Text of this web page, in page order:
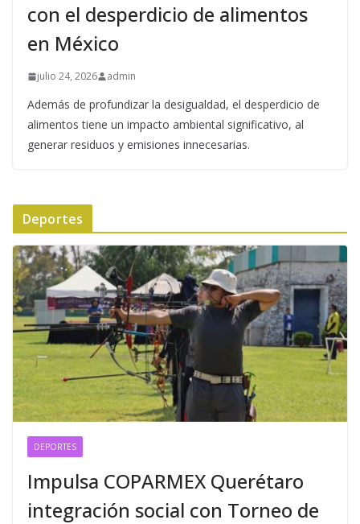
con el desperdicio de alimentos
en México
julio 24, 2026 admin
Además de profundizar la desigualdad, el desperdicio de
alimentos tiene un impacto ambiental significativo, al
generar residuos y emisiones innecesarias.
Deportes
DEPORTES
Impulsa COPARMEX Querétaro
integración social con Torneo de